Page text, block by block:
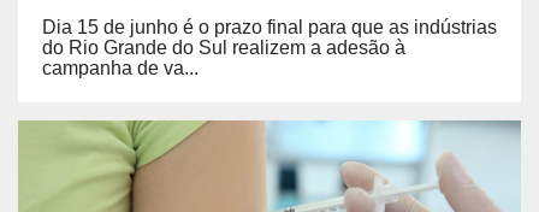
Dia 15 de junho é o prazo final para que as indústrias
do Rio Grande do Sul realizem a adesão à
campanha de va...